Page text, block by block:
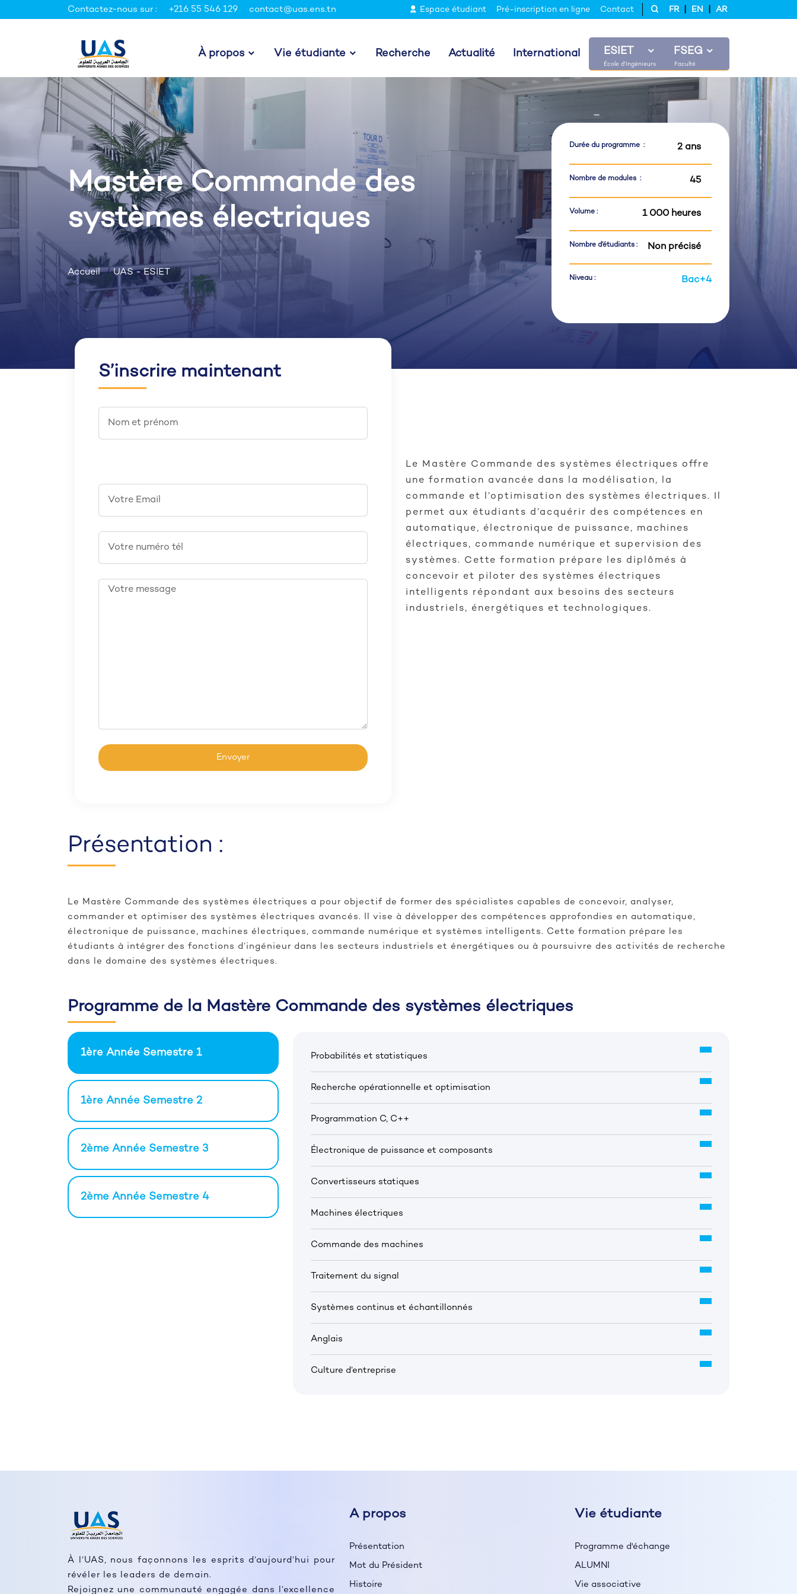
Contactez-nous sur : +216 55 546 129 contact@uas.ens.tn Espace étudiant Pré-inscription en ligne Contact FR EN AR
À propos Vie étudiante Recherche Actualité International ESIET FSEG
Mastère Commande des
systèmes électriques
Accueil UAS - ESIET
Durée du programme : 2 ans
Nombre de modules : 45
Volume : 1 000 heures
Nombre d’étudiants : Non précisé
Niveau : Bac+4
S’inscrire maintenant
Le Mastère Commande des systèmes électriques offre
une formation avancée dans la modélisation, la
commande et l’optimisation des systèmes électriques. Il
permet aux étudiants d’acquérir des compétences en
automatique, électronique de puissance, machines
électriques, commande numérique et supervision des
systèmes. Cette formation prépare les diplômés à
concevoir et piloter des systèmes électriques
intelligents répondant aux besoins des secteurs
industriels, énergétiques et technologiques.
Présentation :
Le Mastère Commande des systèmes électriques a pour objectif de former des spécialistes capables de concevoir, analyser,
commander et optimiser des systèmes électriques avancés. Il vise à développer des compétences approfondies en automatique,
électronique de puissance, machines électriques, commande numérique et systèmes intelligents. Cette formation prépare les
étudiants à intégrer des fonctions d’ingénieur dans les secteurs industriels et énergétiques ou à poursuivre des activités de recherche
dans le domaine des systèmes électriques.
Programme de la Mastère Commande des systèmes électriques
1ère Année Semestre 1
1ère Année Semestre 2
2ème Année Semestre 3
2ème Année Semestre 4
Probabilités et statistiques
Recherche opérationnelle et optimisation
Programmation C, C++
Électronique de puissance et composants
Convertisseurs statiques
Machines électriques
Commande des machines
Traitement du signal
Systèmes continus et échantillonnés
Anglais
Culture d’entreprise
À l’UAS, nous façonnons les esprits d’aujourd’hui pour
révéler les leaders de demain.
Rejoignez une communauté engagée dans l’excellence
A propos
Présentation
Mot du Président
Histoire
Vie étudiante
Programme d'échange
ALUMNI
Vie associative